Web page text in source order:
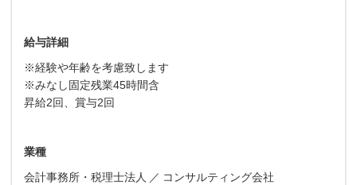
給与詳細
※経験や年齢を考慮致します
※みなし固定残業45時間含
昇給2回、賞与2回
業種
会計事務所・税理士法人
コンサルティング会社